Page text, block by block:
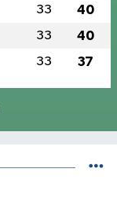
33 40
33 40
33 37